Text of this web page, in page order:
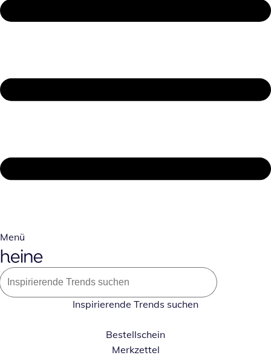
Menü
Inspirierende Trends suchen
Bestellschein
Merkzettel